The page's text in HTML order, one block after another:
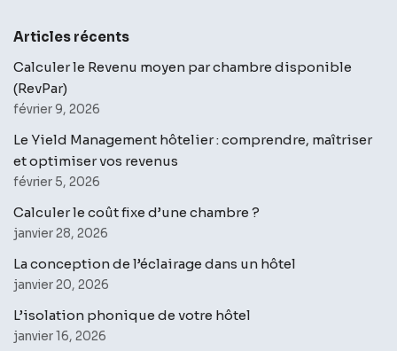
Articles récents
Calculer le Revenu moyen par chambre disponible
(RevPar)
février 9, 2026
Le Yield Management hôtelier : comprendre, maîtriser
et optimiser vos revenus
février 5, 2026
Calculer le coût fixe d’une chambre ?
janvier 28, 2026
La conception de l’éclairage dans un hôtel
janvier 20, 2026
L’isolation phonique de votre hôtel
janvier 16, 2026